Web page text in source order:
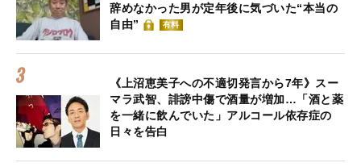
辞めなかった男が定年後に気づいた“本当の
自由”
有料
《上沼恵美子への不適切発言から7年》スー
マラ武智、誹謗中傷で酒量が増加…「酒と薬
を一緒に飲んでいた」アルコール依存症の
日々を告白